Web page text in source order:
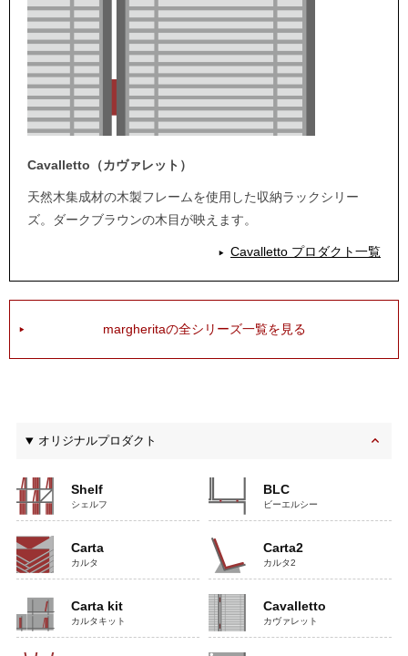
Cavalletto（カヴァレット）
天然木集成材の木製フレームを使用した収納ラックシリー
ズ。ダークブラウンの木目が映えます。
Cavalletto プロダクト一覧
margheritaの全シリーズ一覧を見る
オリジナルプロダクト
Shelf
シェルフ
BLC
ビーエルシー
Carta
カルタ
Carta2
カルタ2
Carta kit
カルタキット
Cavalletto
カヴァレット